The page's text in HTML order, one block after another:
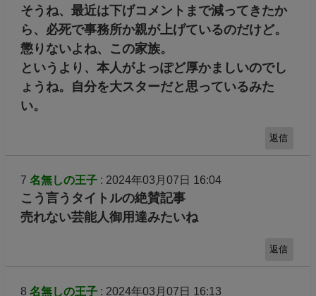
そうね、最近は下げコメントまで減ってきたか
ら、必死で事務所か親が上げているのだけど。
懲りないよね、この家族。
というより、本人がよっぽど厚かましいのでし
ょうね。自分を大スターだと思っているみた
い。
返信
7 名無しの王子: 2024年03月07日 16:04
こう言うタイトルの絶賛記事
売れない芸能人御用達みたいね
返信
8 名無しの王子: 2024年03月07日 16:13